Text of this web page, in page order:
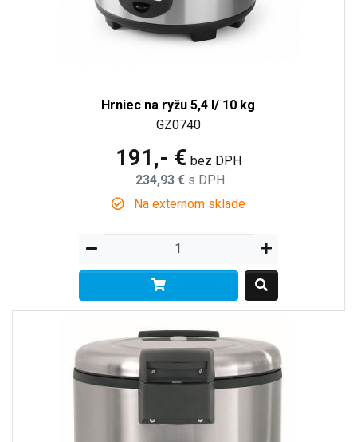
Hrniec na ryžu 5,4 l/ 10 kg
GZ0740
191,- € bez DPH
234,93 € s DPH
Na externom sklade